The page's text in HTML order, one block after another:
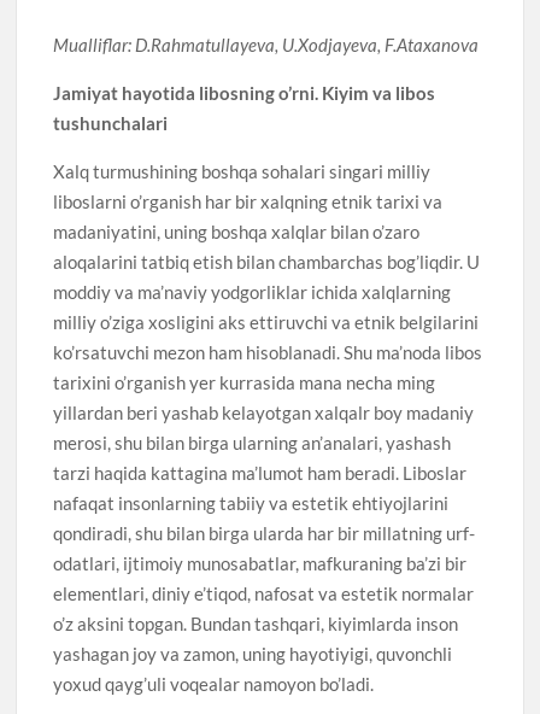
Mualliflar: D.Rahmatullayeva, U.Xodjayeva, F.Ataxanova
Jamiyat hayotida libosning o’rni. Kiyim va libos
tushunchalari
Xalq turmushining boshqa sohalari singari milliy
liboslarni o’rganish har bir xalqning etnik tarixi va
madaniyatini, uning boshqa xalqlar bilan o’zaro
aloqalarini tatbiq etish bilan chambarchas bog’liqdir. U
moddiy va ma’naviy yodgorliklar ichida xalqlarning
milliy o’ziga xosligini aks ettiruvchi va etnik belgilarini
ko’rsatuvchi mezon ham hisoblanadi. Shu ma’noda libos
tarixini o’rganish yer kurrasida mana necha ming
yillardan beri yashab kelayotgan xalqalr boy madaniy
merosi, shu bilan birga ularning an’analari, yashash
tarzi haqida kattagina ma’lumot ham beradi. Liboslar
nafaqat insonlarning tabiiy va estetik ehtiyojlarini
qondiradi, shu bilan birga ularda har bir millatning urf-
odatlari, ijtimoiy munosabatlar, mafkuraning ba’zi bir
elementlari, diniy e’tiqod, nafosat va estetik normalar
o’z aksini topgan. Bundan tashqari, kiyimlarda inson
yashagan joy va zamon, uning hayotiyigi, quvonchli
yoxud qayg’uli voqealar namoyon bo’ladi.